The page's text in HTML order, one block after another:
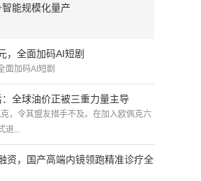
能规模化量产
，全面加码AI短剧
面加码AI短剧
全球油价正被三重力量主导
，令其盟友措手不及。在加入欧佩克六
退...
资，国产高端内镜领跑精准诊疗全